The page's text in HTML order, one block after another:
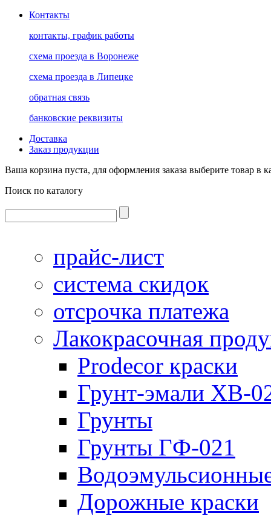
Контакты
контакты, график работы
схема проезда в Воронеже
схема проезда в Липецке
обратная связь
банковские реквизиты
Доставка
Заказ продукции
Ваша корзина пуста, для оформления заказа выберите товар в
Поиск по каталогу
прайс-лист
система скидок
отсрочка платежа
Лакокрасочная
Prodecor краски
Грунт-эмали ХВ-
Грунты
Грунты ГФ-021
Дорожные краски